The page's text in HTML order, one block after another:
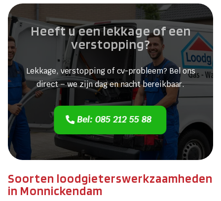
Heeft u een lekkage of een
verstopping?
Lekkage, verstopping of cv-probleem? Bel ons
direct – we zijn dag en nacht bereikbaar.
Bel: 085 212 55 88
Soorten loodgieterswerkzaamheden
in Monnickendam